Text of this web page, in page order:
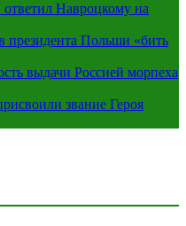
Навроцкому на
президента Польши «бить
выдачи Россией морпеха
звание Героя